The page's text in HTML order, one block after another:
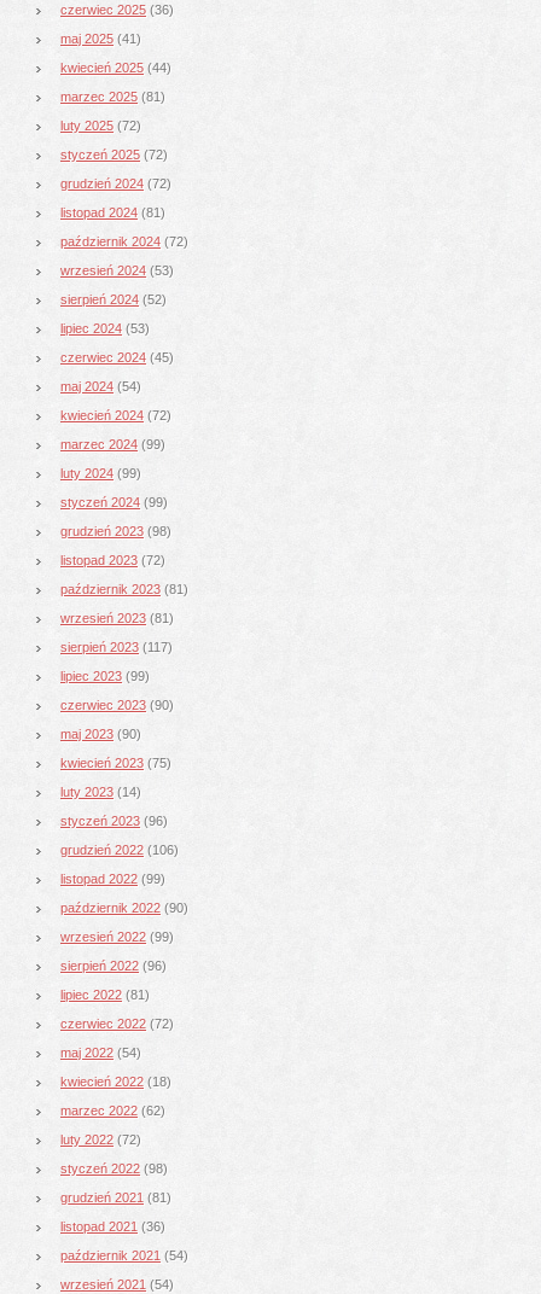
czerwiec 2025 (36)
maj 2025 (41)
kwiecień 2025 (44)
marzec 2025 (81)
luty 2025 (72)
styczeń 2025 (72)
grudzień 2024 (72)
listopad 2024 (81)
październik 2024 (72)
wrzesień 2024 (53)
sierpień 2024 (52)
lipiec 2024 (53)
czerwiec 2024 (45)
maj 2024 (54)
kwiecień 2024 (72)
marzec 2024 (99)
luty 2024 (99)
styczeń 2024 (99)
grudzień 2023 (98)
listopad 2023 (72)
październik 2023 (81)
wrzesień 2023 (81)
sierpień 2023 (117)
lipiec 2023 (99)
czerwiec 2023 (90)
maj 2023 (90)
kwiecień 2023 (75)
luty 2023 (14)
styczeń 2023 (96)
grudzień 2022 (106)
listopad 2022 (99)
październik 2022 (90)
wrzesień 2022 (99)
sierpień 2022 (96)
lipiec 2022 (81)
czerwiec 2022 (72)
maj 2022 (54)
kwiecień 2022 (18)
marzec 2022 (62)
luty 2022 (72)
styczeń 2022 (98)
grudzień 2021 (81)
listopad 2021 (36)
październik 2021 (54)
wrzesień 2021 (54)